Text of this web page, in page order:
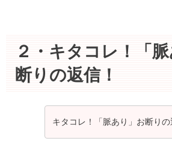
２・キタコレ！「
断りの返信！
キタコレ！「脈あり」お断りの